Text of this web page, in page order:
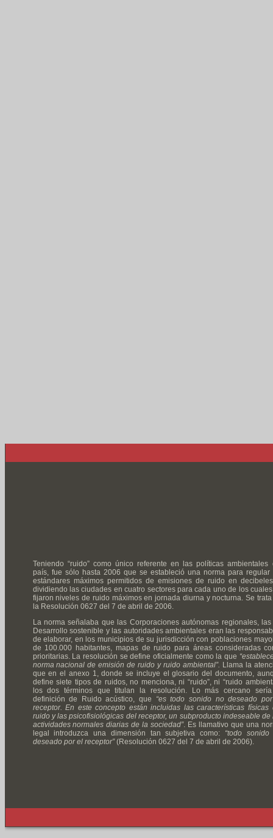
Teniendo “ruido” como único referente en las políticas ambientales
país, fue sólo hasta 2006 que se estableció una norma para regular
estándares máximos permitidos de emisiones de ruido en
dividiendo las ciudades en cuatro sectores para cada uno de los
fijaron niveles de ruido máximos en jornada diurna y nocturna. Se
la Resolución 0627 del 7 de abril de 2006.
La norma señalaba que las Corporaciones autónomas regionales,
Desarrollo sostenible y las autoridades ambientales eran las
de elaborar, en los municipios de su jurisdicción con poblaciones
de 100.000 habitantes, mapas de ruido para áreas consideradas
prioritarias. La resolución se define oficialmente como la que
norma nacional de emisión de ruido y ruido ambiental”. Llama la
que en el anexo 1, donde se incluye el glosario del documento,
define siete tipos de ruidos, no menciona, ni “ruido”, ni “ruido
los dos términos que titulan la resolución. Lo más cercano
definición de Ruido acústico, que “es todo sonido no deseado
receptor. En este concepto están incluidas las características físicas
ruido y las psicofisiológicas del receptor, un subproducto indeseable de
actividades normales diarias de la sociedad”. Es llamativo que una
legal introduzca una dimensión tan subjetiva como: “todo sonido
deseado por el receptor”(Resolución 0627 del 7 de abril de 2006).